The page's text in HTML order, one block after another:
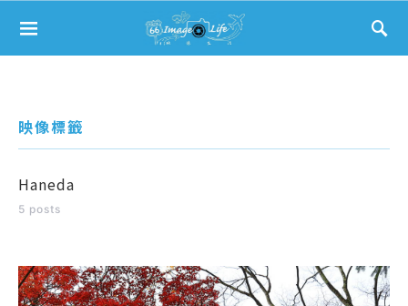
Search for:
映像標籤
Haneda
5 posts